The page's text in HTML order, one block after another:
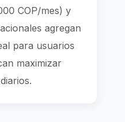
COP/mes) y
agregan
para usuarios
maximizar